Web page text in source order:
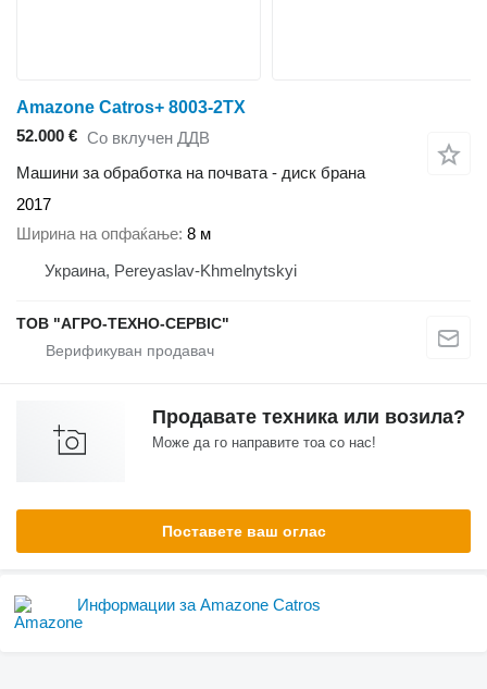
Amazone Catros+ 8003-2TX
52.000 € Со вклучен ДДВ
Машини за обработка на почвата - диск брана
2017
Ширина на опфаќање 8 м
Украина, Pereyaslav-Khmelnytskyi
ТОВ "АГРО-ТЕХНО-СЕРВІС"
Продавате техника или возила?
Може да го направите тоа со нас!
Поставете ваш оглас
Информации за Amazone Catros